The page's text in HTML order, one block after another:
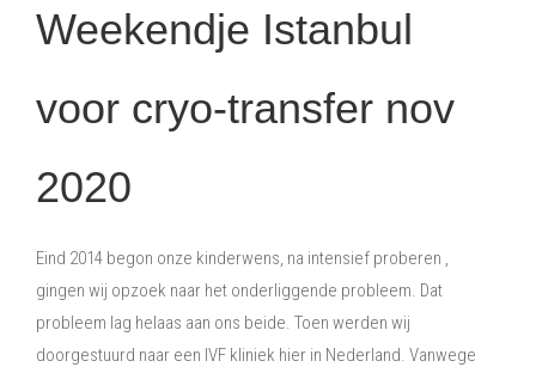
Weekendje Istanbul
voor cryo-transfer nov
2020
Eind 2014 begon onze kinderwens, na intensief proberen ,
gingen wij opzoek naar het onderliggende probleem. Dat
probleem lag helaas aan ons beide. Toen werden wij
doorgestuurd naar een IVF kliniek hier in Nederland. Vanwege